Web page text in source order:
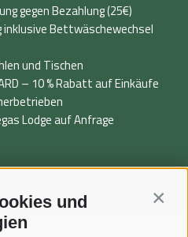
und
gegen Bezahlung (25€)
inklusive Bettwäschewechsel
und Tischen
– 10 % Rabatt auf Einkäufe
Lodge auf Anfrage